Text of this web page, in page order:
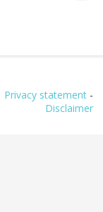
Privacy statement -
Disclaimer